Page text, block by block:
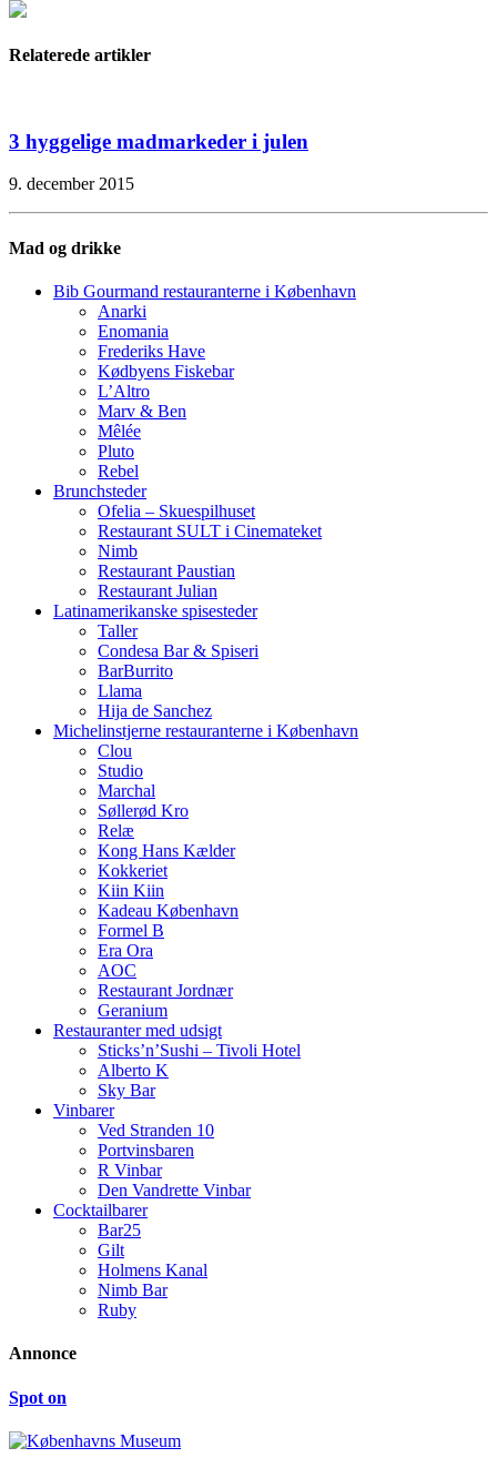
Relaterede artikler
3 hyggelige madmarkeder i julen
9. december 2015
Mad og drikke
Bib Gourmand restauranterne i København
Anarki
Enomania
Frederiks Have
Kødbyens Fiskebar
L’Altro
Marv & Ben
Mêlée
Pluto
Rebel
Brunchsteder
Ofelia – Skuespilhuset
Restaurant SULT i Cinemateket
Nimb
Restaurant Paustian
Restaurant Julian
Latinamerikanske spisesteder
Taller
Condesa Bar & Spiseri
BarBurrito
Llama
Hija de Sanchez
Michelinstjerne restauranterne i København
Clou
Studio
Marchal
Søllerød Kro
Relæ
Kong Hans Kælder
Kokkeriet
Kiin Kiin
Kadeau København
Formel B
Era Ora
AOC
Restaurant Jordnær
Geranium
Restauranter med udsigt
Sticks’n’Sushi – Tivoli Hotel
Alberto K
Sky Bar
Vinbarer
Ved Stranden 10
Portvinsbaren
R Vinbar
Den Vandrette Vinbar
Cocktailbarer
Bar25
Gilt
Holmens Kanal
Nimb Bar
Ruby
Annonce
Spot on